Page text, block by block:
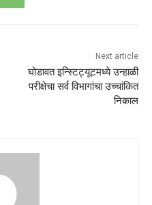
Next article
घोडावत इन्स्टिट्यूटमध्ये उन्हाळी
परीक्षेचा सर्व विभागांचा उच्चांकित
निकाल